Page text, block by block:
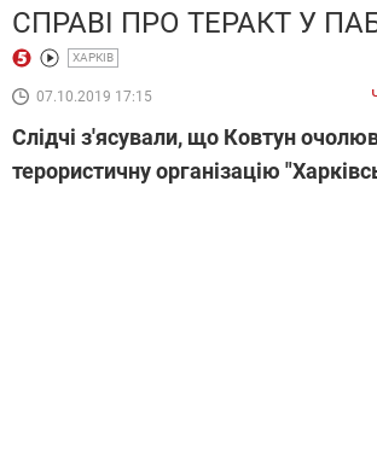
СПРАВІ ПРО ТЕРАКТ У
ХАРКІВ
07.10.2019 17:15
Слідчі з'ясували, що Ковтун
терористичну організацію